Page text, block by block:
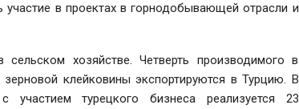
в проектах в горнодобывающей отрасли и
хозяйстве. Четверть производимого в
клейковины экспортируются в Турцию. В
турецкого бизнеса реализуется 23